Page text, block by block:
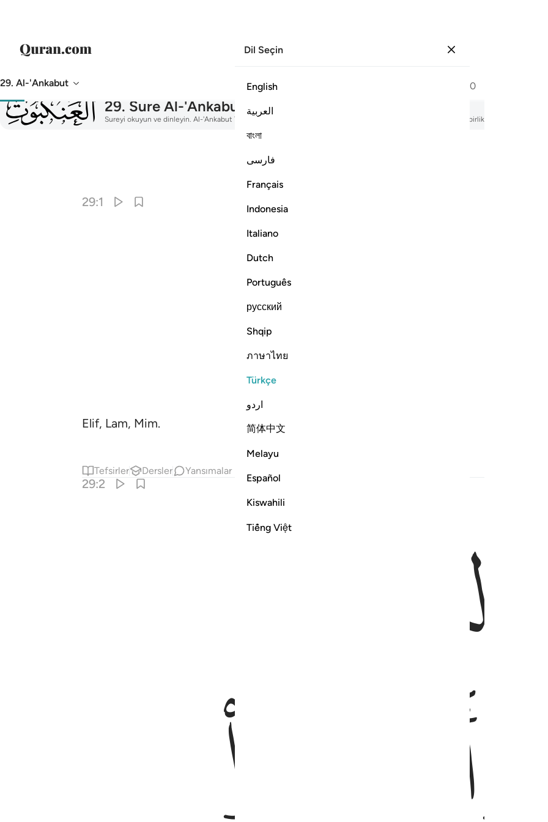
Dil Seçin
English
العربية
বাংলা
فارسی
Français
Indonesia
Italiano
Dutch
Português
русский
Shqip
ภาษาไทย
Türkçe
اردو
简体中文
Melayu
Español
Kiswahili
Tiếng Việt
29. Al-'Ankabut 40
29. Sure Al-'Ankabut Ankebût
Sureyi okuyun ve dinleyin. Al-'Ankabut Tercüme, tefsir, sesli okuma, kelime kelime anlam ve transkripsiyon ile birlikte.
29:1
Elif, Lam, Mim.
Tefsirler Dersler Yansımalar
29:2
ﲔ
ﲗ
ﲘ